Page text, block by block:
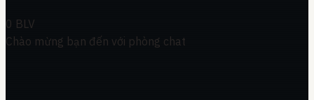
0 BLV
Chào mừng bạn đến với phòng chat